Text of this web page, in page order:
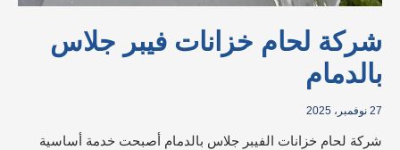
شركة لحام خزانات فيبر جلاس
بالدمام
27 نوفمبر، 2025
شركة لحام خزانات الفيبر جلاس بالدمام أصبحت خدمة أساسية